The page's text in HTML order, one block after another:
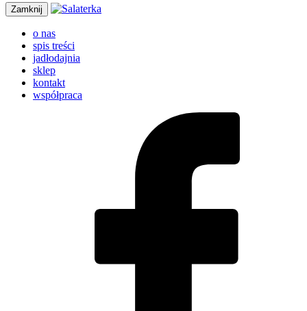
Zamknij
o nas
spis treści
jadłodajnia
sklep
kontakt
współpraca